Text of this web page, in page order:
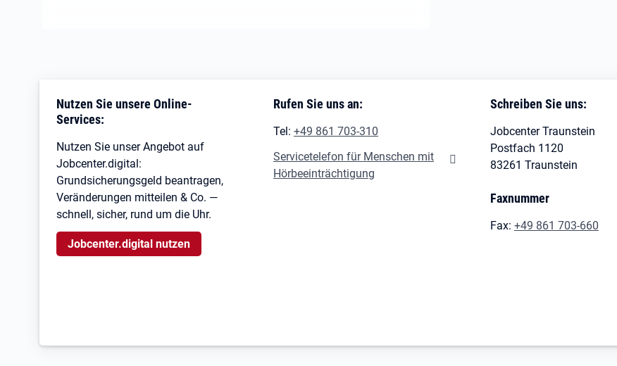
Nutzen Sie unsere Online-
Services:
Nutzen Sie unser Angebot auf
Jobcenter.digital:
Grundsicherungsgeld beantragen,
Veränderungen mitteilen & Co. —
schnell, sicher, rund um die Uhr.
Jobcenter.digital nutzen
Rufen Sie uns an:
Tel: +49 861 703-310
Servicetelefon für Menschen mit
Hörbeeinträchtigung
Schreiben Sie uns:
Jobcenter Traunstein
Postfach 1120
83261 Traunstein
Faxnummer
Fax: +49 861 703-660